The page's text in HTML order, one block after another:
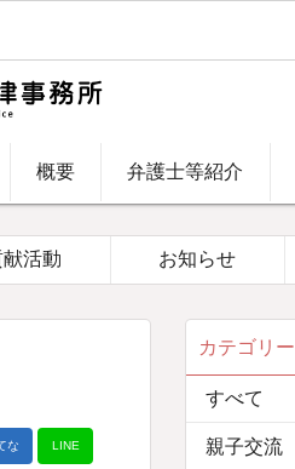
概要 弁護士等紹介
な LINE
活動 お知らせ
カテゴリー
すべて
親子交流